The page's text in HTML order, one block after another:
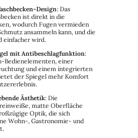
Design: Das
ist direkt in die
wodurch Fugen vermieden
ansammeln kann, und die
einfacher wird.
mit Antibeschlagfunktion:
Bedienelementen, einer
und einem integrierten
der Spiegel mehr Komfort
Ästhetik: Die
matte Oberfläche
Optik, die sich
Wohn-, Gastronomie- und